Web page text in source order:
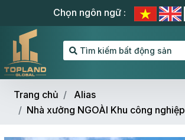
Chọn ngôn ngữ :
Tìm kiếm bất động sản
Trang chủ
Alias
Nhà xưởng NGOÀI Khu công nghiệp